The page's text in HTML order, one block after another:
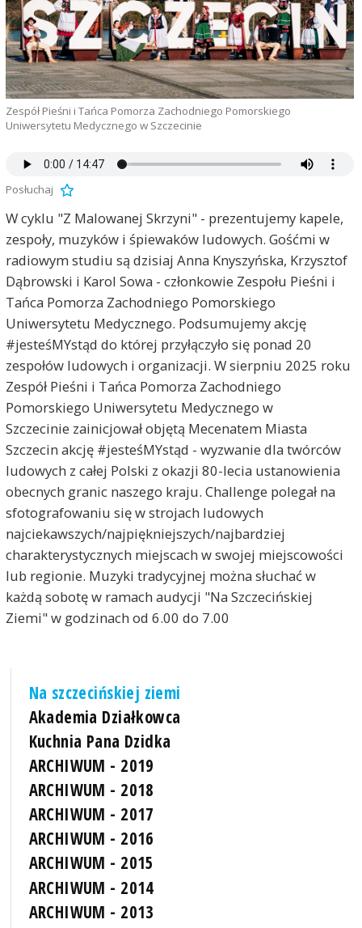
Zespół Pieśni i Tańca Pomorza Zachodniego Pomorskiego
Uniwersytetu Medycznego w Szczecinie
Posłuchaj
W cyklu "Z Malowanej Skrzyni" - prezentujemy kapele,
zespoły, muzyków i śpiewaków ludowych. Gośćmi w
radiowym studiu są dzisiaj Anna Knyszyńska, Krzysztof
Dąbrowski i Karol Sowa - członkowie Zespołu Pieśni i
Tańca Pomorza Zachodniego Pomorskiego
Uniwersytetu Medycznego. Podsumujemy akcję
#jesteśMYstąd do której przyłączyło się ponad 20
zespołów ludowych i organizacji. W sierpniu 2025 roku
Zespół Pieśni i Tańca Pomorza Zachodniego
Pomorskiego Uniwersytetu Medycznego w
Szczecinie zainicjował objętą Mecenatem Miasta
Szczecin akcję #jesteśMYstąd - wyzwanie dla twórców
ludowych z całej Polski z okazji 80-lecia ustanowienia
obecnych granic naszego kraju. Challenge polegał na
sfotografowaniu się w strojach ludowych
najciekawszych/najpiękniejszych/najbardziej
charakterystycznych miejscach w swojej miejscowości
lub regionie. Muzyki tradycyjnej można słuchać w
każdą sobotę w ramach audycji "Na Szczecińskiej
Ziemi" w godzinach od 6.00 do 7.00
Na szczecińskiej ziemi
Akademia Działkowca
Kuchnia Pana Dzidka
ARCHIWUM - 2019
ARCHIWUM - 2018
ARCHIWUM - 2017
ARCHIWUM - 2016
ARCHIWUM - 2015
ARCHIWUM - 2014
ARCHIWUM - 2013